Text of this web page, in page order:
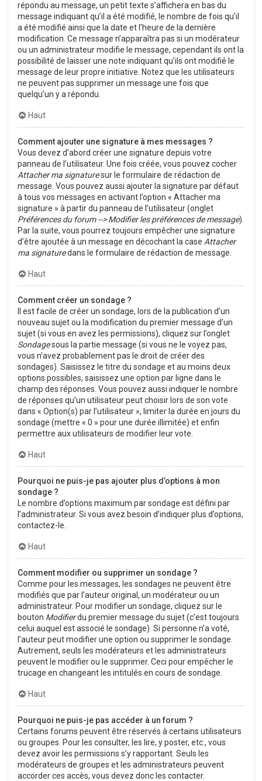
répondu au message, un petit texte s’affichera en bas du
message indiquant qu’il a été modifié, le nombre de fois qu’il
a été modifié ainsi que la date et l’heure de la dernière
modification. Ce message n’apparaîtra pas si un modérateur
ou un administrateur modifie le message, cependant ils ont la
possibilité de laisser une note indiquant qu’ils ont modifié le
message de leur propre initiative. Notez que les utilisateurs
ne peuvent pas supprimer un message une fois que
quelqu’un y a répondu.
Haut
Comment ajouter une signature à mes messages ?
Vous devez d’abord créer une signature depuis votre
panneau de l’utilisateur. Une fois créée, vous pouvez cocher
Attacher ma signaturesur le formulaire de rédaction de
message. Vous pouvez aussi ajouter la signature par défaut
à tous vos messages en activant l’option « Attacher ma
signature » à partir du panneau de l’utilisateur (onglet
Préférences du forum --> Modifier les préférences de message).
Par la suite, vous pourrez toujours empêcher une signature
d’être ajoutée à un message en décochant la case Attacher
ma signaturedans le formulaire de rédaction de message.
Haut
Comment créer un sondage ?
Il est facile de créer un sondage, lors de la publication d’un
nouveau sujet ou la modification du premier message d’un
sujet (si vous en avez les permissions), cliquez sur l’onglet
Sondagesous la partie message (si vous ne le voyez pas,
vous n’avez probablement pas le droit de créer des
sondages). Saisissez le titre du sondage et au moins deux
options possibles, saisissez une option par ligne dans le
champ des réponses. Vous pouvez aussi indiquer le nombre
de réponses qu’un utilisateur peut choisir lors de son vote
dans « Option(s) par l’utilisateur », limiter la durée en jours du
sondage (mettre « 0 » pour une durée illimitée) et enfin
permettre aux utilisateurs de modifier leur vote.
Haut
Pourquoi ne puis-je pas ajouter plus d’options à mon
sondage ?
Le nombre d’options maximum par sondage est défini par
l’administrateur. Si vous avez besoin d’indiquer plus d’options,
contactez-le.
Haut
Comment modifier ou supprimer un sondage ?
Comme pour les messages, les sondages ne peuvent être
modifiés que par l’auteur original, un modérateur ou un
administrateur. Pour modifier un sondage, cliquez sur le
bouton Modifierdu premier message du sujet (c’est toujours
celui auquel est associé le sondage). Si personne n’a voté,
l’auteur peut modifier une option ou supprimer le sondage.
Autrement, seuls les modérateurs et les administrateurs
peuvent le modifier ou le supprimer. Ceci pour empêcher le
trucage en changeant les intitulés en cours de sondage.
Haut
Pourquoi ne puis-je pas accéder à un forum ?
Certains forums peuvent être réservés à certains utilisateurs
ou groupes. Pour les consulter, les lire, y poster, etc., vous
devez avoir les permissions s’y rapportant. Seuls les
modérateurs de groupes et les administrateurs peuvent
accorder ces accès, vous devez donc les contacter.